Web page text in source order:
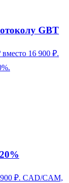
GBT
16 900 ₽.
900 ₽. CAD/CAM,